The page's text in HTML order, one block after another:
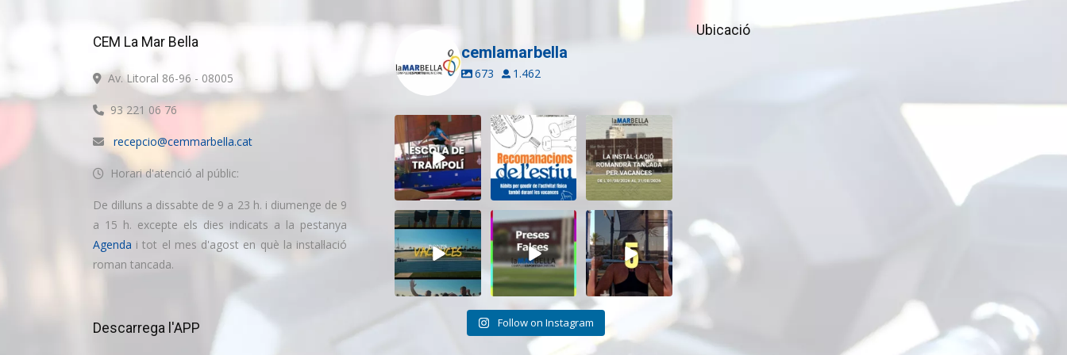
CEM La Mar Bella
Av. Litoral 86-96 - 08005
93 221 06 76
recepcio@cemmarbella.cat
Horari d'atenció al públic:
De dilluns a dissabte de 9 a 23 h. i diumenge de 9
a 15 h. excepte els dies indicats a la pestanya
Agenda i tot el mes d'agost en què la instal·lació
roman tancada.
Descarrega l'APP
cemlamarbella
673 1.462
Inscriu-te a
l’Escola de
Trampolí del
CEM...
12 0
Aquest estiu,
continua movent-
te i cuidant-te! ...
5 0
El CEM La Mar
Bella romandrà
tancat durant el
11 0
Tanquem una
nova temporada
al CEM La Mar
Bella....
27 1
Darrere de cada
vídeo... també hi
ha moments...
26 2
Cada sessió és
un pas més cap als
teus...
19 0
Follow on Instagram
Ubicació